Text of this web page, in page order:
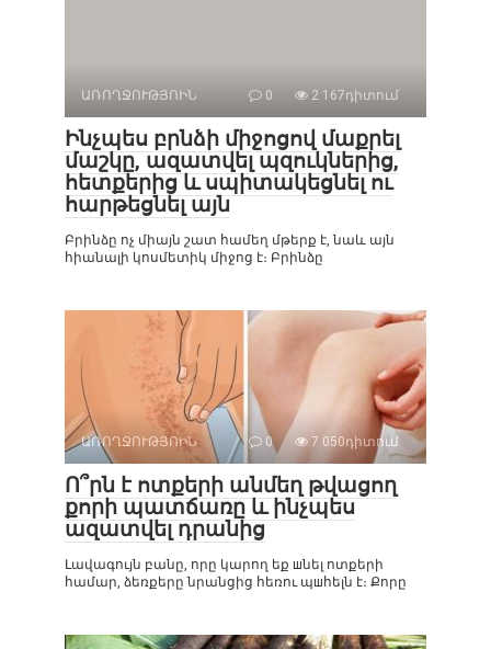
ԱՌՈՂՋՈՒԹՅՈԻՆ 0 2 167դիտում
Ինչպես բրնձի միջոցով մաքրել
մաշկը, ազատվել պզուկներից,
հետքերից և սպիտակեցնել ու
հարթեցնել այն
Բրինձը ոչ միայն շատ համեղ մթերք է, նաև այն
հիանալի կոսմետիկ միջոց է։ Բրինձը
ԱՌՈՂՋՈՒԹՅՈԻՆ 0 7 050դիտում
Ո՞րն է ոտքերի անմեղ թվացող
քորի պատճառը և ինչպես
ազատվել դրանից
Լավագույն բանը, որը կարող եք шնել ոտքերի
համար, ձեռքերը նրանցից հեռու պшհելն է։ Քորը